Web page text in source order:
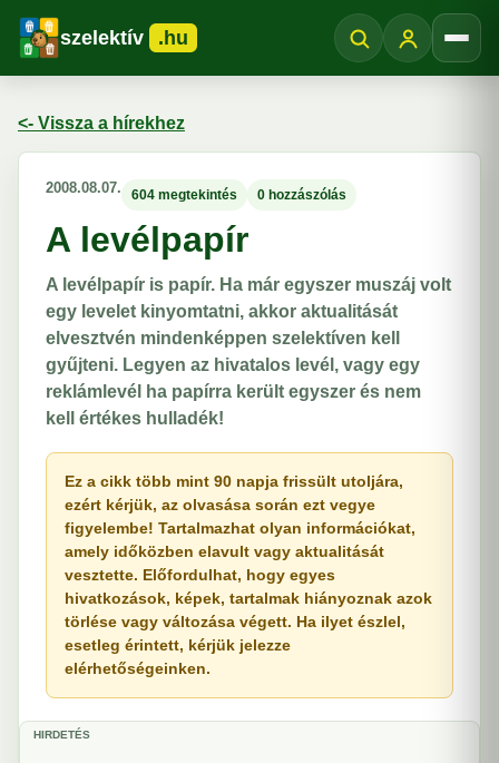
szelektív .hu
<- Vissza a hírekhez
2008.08.07. 604 megtekintés 0 hozzászólás
A levélpapír
A levélpapír is papír. Ha már egyszer muszáj volt
egy levelet kinyomtatni, akkor aktualitását
elvesztvén mindenképpen szelektíven kell
gyűjteni. Legyen az hivatalos levél, vagy egy
reklámlevél ha papírra került egyszer és nem
kell értékes hulladék!
Ez a cikk több mint 90 napja frissült utoljára,
ezért kérjük, az olvasása során ezt vegye
figyelembe! Tartalmazhat olyan információkat,
amely időközben elavult vagy aktualitását
vesztette. Előfordulhat, hogy egyes
hivatkozások, képek, tartalmak hiányoznak azok
törlése vagy változása végett. Ha ilyet észlel,
esetleg érintett, kérjük jelezze
elérhetőségeinken.
HIRDETÉS